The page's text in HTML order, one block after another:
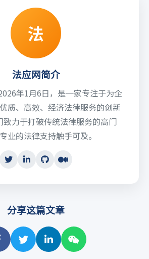
法
法应网简介
年1月6日，是一家专注于为企
质、高效、经济法律服务的创新
致力于打破传统法律服务的高门
业的法律支持触手可及。
分享这篇文章